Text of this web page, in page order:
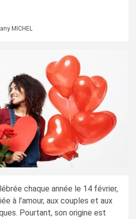
MICHEL
chaque année le 14 février,
à l’amour, aux couples et aux
Pourtant, son origine est